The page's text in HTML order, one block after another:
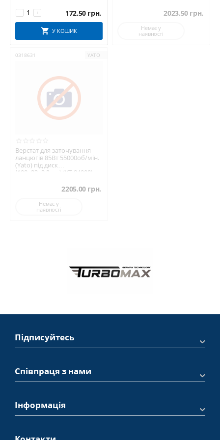
+
− 172.50 грн.
У КОШИК
2023.50 грн.
Немає у
наявності
0318631 YATO
Верстат для заточування
ланцюгів 85Вт 55000об/мін.
(Yato) під диск
(108х23х3,2мм) (YT-84990)
2205.00 грн.
Немає у
наявності
Підписуйтесь
Співпраця з нами
Інформація